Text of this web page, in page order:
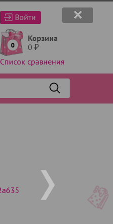
Войти
0
Корзина
0 ₽
Список сравнения